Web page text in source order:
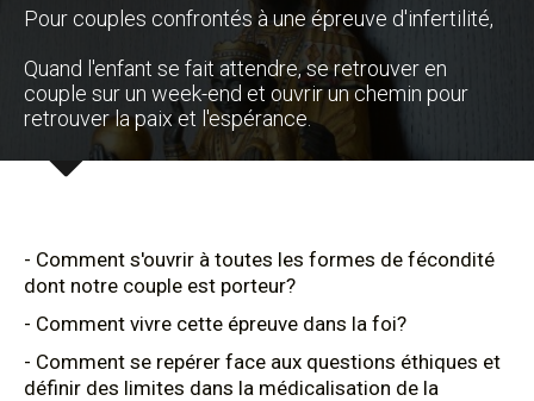
Pour couples confrontés à une épreuve d'infertilité,
Quand l'enfant se fait attendre, se retrouver en
couple sur un week-end et ouvrir un chemin pour
retrouver la paix et l'espérance.
- Comment s'ouvrir à toutes les formes de fécondité
dont notre couple est porteur?
- Comment vivre cette épreuve dans la foi?
- Comment se repérer face aux questions éthiques et
définir des limites dans la médicalisation de la